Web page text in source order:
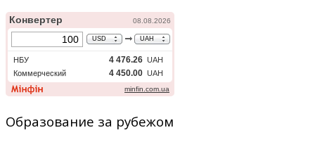
Образование за рубежом